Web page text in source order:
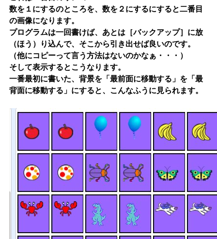
数を１にするのところを、数を２にするにすると二番目
の画像になります。
プログラムは一回書けば、あとは［バックアップ］に放
（ほう）り込んで、そこから引き出せば良いのです。
（他にコピーって言う方法はないのかなぁ・・・）
そして表示するとこうなります。
一番最初に書いた、背景を「最前面に移動する」を「最
背面に移動する」にすると、こんなふうに見られます。